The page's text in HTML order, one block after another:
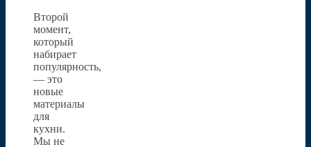
Второй
момент,
который
набирает
популярность,
— это
новые
материалы
для
кухни.
Мы не